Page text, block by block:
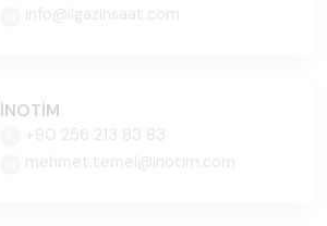
info@ilgazinsaat.com
İNOTİM
+90 256 213 83 83
mehmet.temel@inotim.com